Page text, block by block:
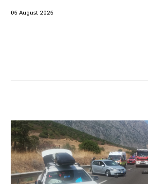
06 August 2026